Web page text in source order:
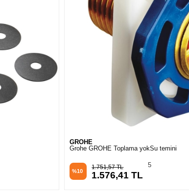
GROHE
Grohe GROHE Toplama yokSu temini
%10
1.751,57 TL
1.576,41 TL
5